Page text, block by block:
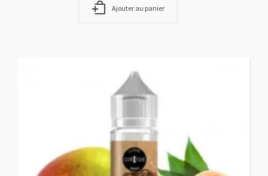
Ajouter au panier